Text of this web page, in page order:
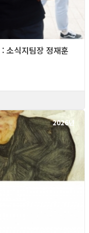
소식지팀장 정재훈
2026년